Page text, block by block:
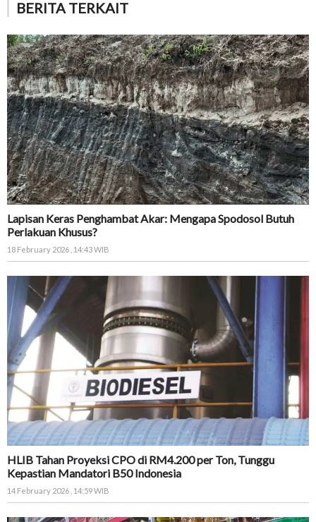
BERITA TERKAIT
Lapisan Keras Penghambat Akar: Mengapa Spodosol Butuh
Perlakuan Khusus?
18 February 2026 , 14:43 WIB
HLIB Tahan Proyeksi CPO di RM4.200 per Ton, Tunggu
Kepastian Mandatori B50 Indonesia
14 February 2026 , 14:59 WIB